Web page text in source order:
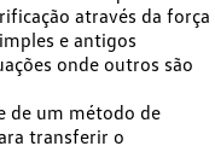
através da força
e antigos
onde outros são
de um método de
transferir o